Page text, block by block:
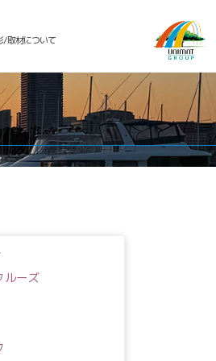
/取材について
ルーズ